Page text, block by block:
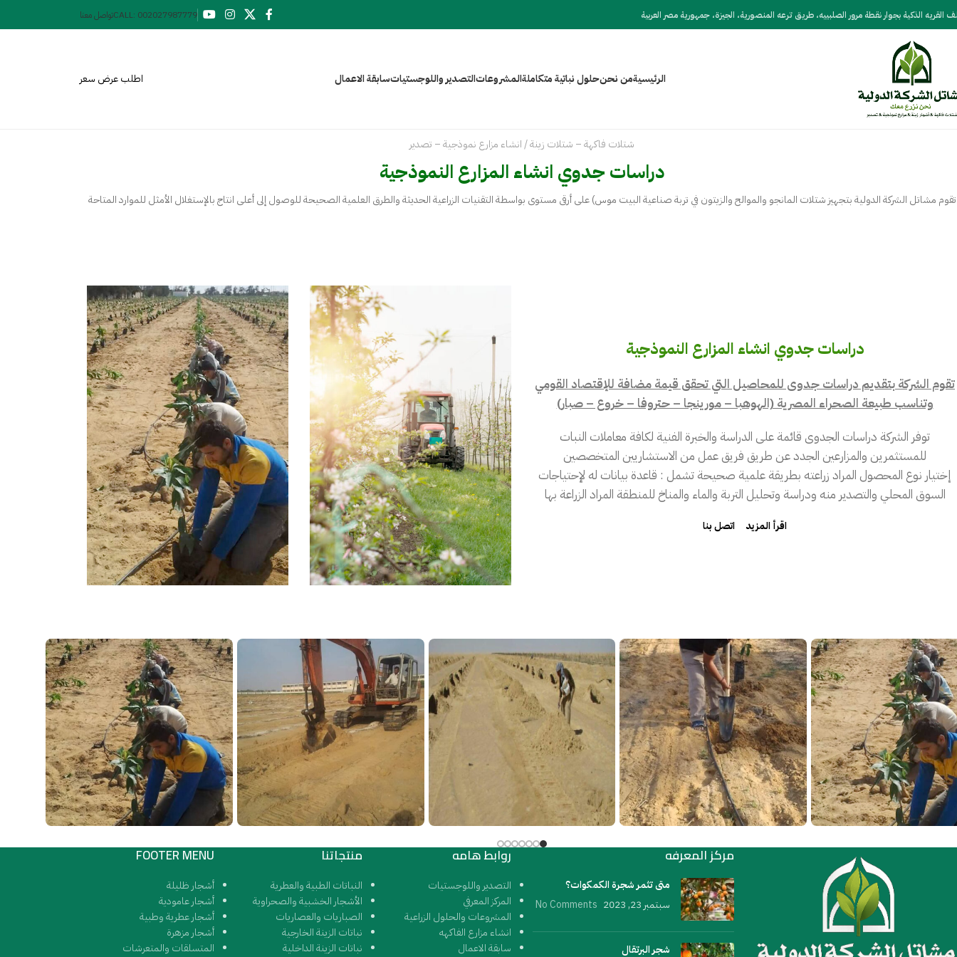
القريه الذكية بجوار نقطة مرور الصلبييه، طريق ترعه المنصورية، الجيزة، جمهورية مصر العربية CALL: 002027987779تواصل معنا
الرئيسيةمن نـحنحلول نباتية متكاملةالمشروعاتالتصدير واللوجستياتسابقة الاعمال اطلب عرض سعر
شتلات فاكهة – شتلات زينة / انشاء مزارع نموذجية – تصدير
دراسات جدوي انشاء المزارع النموذجية
تقوم مشاتل الشركة الدولية بتجهيز شتلات المانجو والموالح والزيتون في تربة صناعية البيت موس) على أرقى مستوى بواسطة التقنيات الزراعية الحديثة والطرق العلمية الصحيحة للوصول إلى أعلى انتاج بالإستغلال الأمثل للموارد المتاحة
دراسات جدوي انشاء المزارع النموذجية
تقوم الشركة بتقديم دراسات جدوى للمحاصيل التي تحقق قيمة مضافة للإقتصاد القومي
وتناسب طبيعة الصحراء المصرية (الهوهبا – مورينجا – حتروفا – خروع – صبار)
توفر الشركة دراسات الجدوى قائمة على الدراسة والخبرة الفنية لكافة معاملات النبات
للمستثمرين والمزارعين الجدد عن طريق فريق عمل من الاستشاريين المتخصصين
إختيار نوع المحصول المراد زراعته بطريقة علمية صحيحة تشمل : قاعدة بيانات له لإحتياجات
السوق المحلي والتصدير منه ودراسة وتحليل التربة والماء والمناخ للمنطقة المراد الزراعة بها
اقرأ المزيد اتصل بنا
مركز المعرفه
متى تثمر شجرة الكمكوات؟
سبتمبر 23, 2023
No Comments
شجر البرتقال
روابط هامه
التصدير واللوجستيات
المركز المعرفي
المشروعات والحلول الزراعية
انشاء مزارع الفاكهه
سابقة الاعمال
منتجاتنا
النباتات الطبية والعطرية
الأشجار الخشبية والصحراوية
الصباريات والعصاريات
نباتات الزينة الخارجية
نباتات الزينة الداخلية
FOOTER MENU
أشجار ظليلة
أشجار عامودية
أشجار عطرية وطبية
أشجار مزهرة
المتسلقات والمتعرشات